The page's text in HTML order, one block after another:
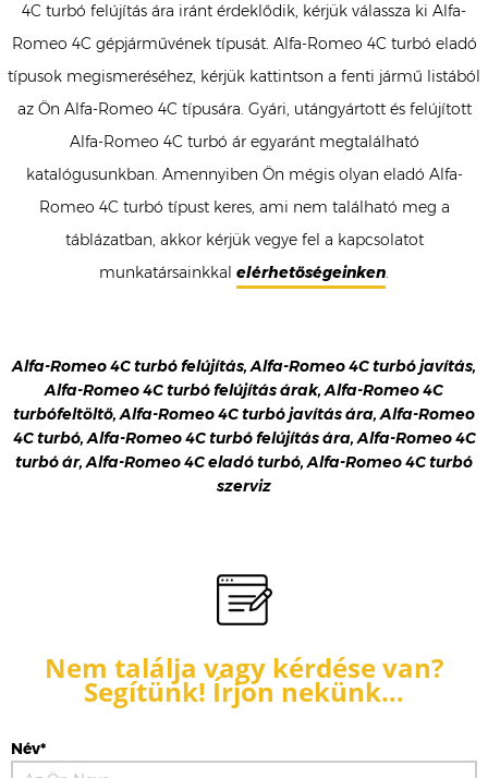
4C turbó felújítás ára iránt érdeklődik, kérjük válassza ki Alfa-
Romeo 4C gépjárművének típusát. Alfa-Romeo 4C turbó eladó
típusok megismeréséhez, kérjük kattintson a fenti jármű listából
az Ön Alfa-Romeo 4C típusára. Gyári, utángyártott és felújított
Alfa-Romeo 4C turbó ár egyaránt megtalálható
katalógusunkban. Amennyiben Ön mégis olyan eladó Alfa-
Romeo 4C turbó típust keres, ami nem található meg a
táblázatban, akkor kérjük vegye fel a kapcsolatot
munkatársainkkal elérhetőségeinken.
Alfa-Romeo 4C turbó felújítás, Alfa-Romeo 4C turbó javítás,
Alfa-Romeo 4C turbó felújítás árak, Alfa-Romeo 4C
turbófeltöltő, Alfa-Romeo 4C turbó javítás ára, Alfa-Romeo
4C turbó, Alfa-Romeo 4C turbó felújítás ára, Alfa-Romeo 4C
turbó ár, Alfa-Romeo 4C eladó turbó, Alfa-Romeo 4C turbó
szerviz
Nem találja vagy kérdése van?
Segítünk! Írjon nekünk…
Név*